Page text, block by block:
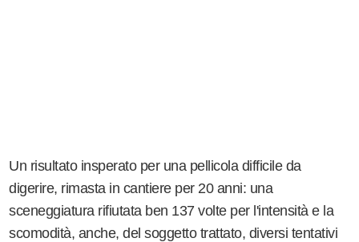
Un risultato insperato per una pellicola difficile da
digerire, rimasta in cantiere per 20 anni: una
sceneggiatura rifiutata ben 137 volte per l'intensità e la
scomodità, anche, del soggetto trattato, diversi tentativi